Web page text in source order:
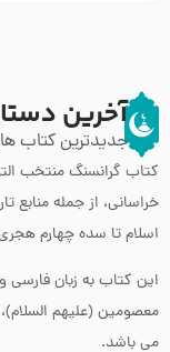
آخرین
جدیدترین کتاب
کتاب گرانسنگ منتخب
خراسانی، از جمله منابع
اسلام تا سده چهارم
این کتاب به زبان
معصومین (علیهم
می باشد.